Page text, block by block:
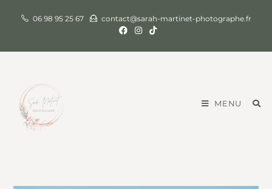
06 98 95 25 67 contact@sarah-martinet-photographe.fr
MENU